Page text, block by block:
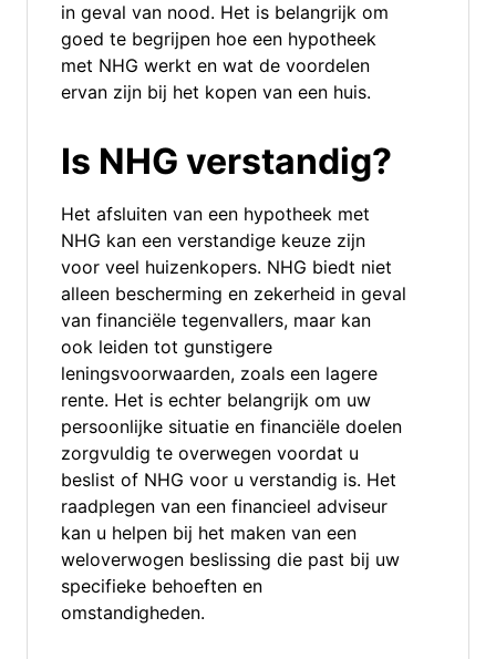
in geval van nood. Het is belangrijk om
goed te begrijpen hoe een hypotheek
met NHG werkt en wat de voordelen
ervan zijn bij het kopen van een huis.
Is NHG verstandig?
Het afsluiten van een hypotheek met
NHG kan een verstandige keuze zijn
voor veel huizenkopers. NHG biedt niet
alleen bescherming en zekerheid in geval
van financiële tegenvallers, maar kan
ook leiden tot gunstigere
leningsvoorwaarden, zoals een lagere
rente. Het is echter belangrijk om uw
persoonlijke situatie en financiële doelen
zorgvuldig te overwegen voordat u
beslist of NHG voor u verstandig is. Het
raadplegen van een financieel adviseur
kan u helpen bij het maken van een
weloverwogen beslissing die past bij uw
specifieke behoeften en
omstandigheden.